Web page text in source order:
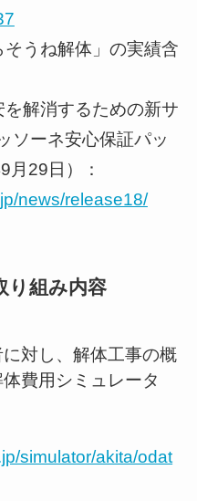
うね解体」の実績含
解消するための新サ
ソーネ安心保証パッ
月29日）：
news/release18/
り組み内容
対し、解体工事の概
費用シミュレータ
simulator/akita/odat